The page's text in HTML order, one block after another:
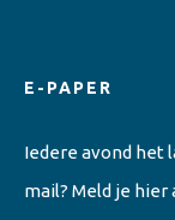
E-PAPER
Iedere avond het
mail? Meld je hier